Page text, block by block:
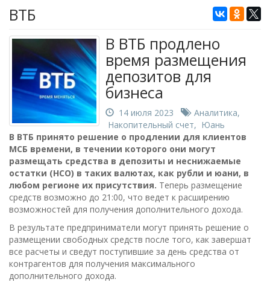
ВТБ
В ВТБ продлено
время размещения
депозитов для
бизнеса
14 июля 2023 Аналитика,
Накопительный счет, Юань
В ВТБ принято решение о продлении для клиентов
МСБ времени, в течении которого они могут
размещать средства в депозиты и неснижаемые
остатки (НСО) в таких валютах, как рубли и юани, в
любом регионе их присутствия. Теперь размещение
средств возможно до 21:00, что ведет к расширению
возможностей для получения дополнительного дохода.
В результате предприниматели могут принять решение о
размещении свободных средств после того, как завершат
все расчеты и сведут поступившие за день средства от
контрагентов для получения максимального
дополнительного дохода.